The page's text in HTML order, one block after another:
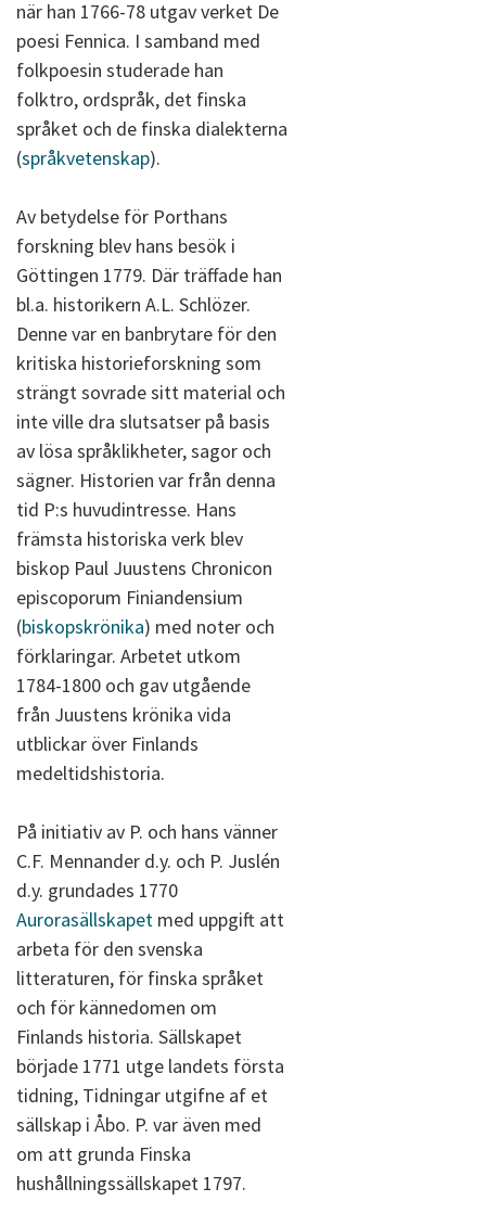
när han 1766-78 utgav verket De
poesi Fennica. I samband med
folkpoesin studerade han
folktro, ordspråk, det finska
språket och de finska dialekterna
(språkvetenskap).
Av betydelse för Porthans
forskning blev hans besök i
Göttingen 1779. Där träffade han
bl.a. historikern A.L. Schlözer.
Denne var en banbrytare för den
kritiska historieforskning som
strängt sovrade sitt material och
inte ville dra slutsatser på basis
av lösa språklikheter, sagor och
sägner. Historien var från denna
tid P:s huvudintresse. Hans
främsta historiska verk blev
biskop Paul Juustens Chronicon
episcoporum Finiandensium
(biskopskrönika) med noter och
förklaringar. Arbetet utkom
1784-1800 och gav utgående
från Juustens krönika vida
utblickar över Finlands
medeltidshistoria.
På initiativ av P. och hans vänner
C.F. Mennander d.y. och P. Juslén
d.y. grundades 1770
Aurorasällskapet med uppgift att
arbeta för den svenska
litteraturen, för finska språket
och för kännedomen om
Finlands historia. Sällskapet
började 1771 utge landets första
tidning, Tidningar utgifne af et
sällskap i Åbo. P. var även med
om att grunda Finska
hushållningssällskapet 1797.